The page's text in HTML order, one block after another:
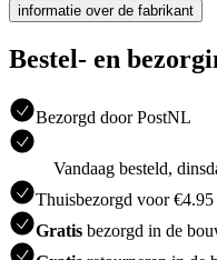
informatie over de fabrikant
Bestel- en
Bezorgd door PostNL
Vandaag besteld,
Thuisbezorgd voor
Gratis bezorgd in de